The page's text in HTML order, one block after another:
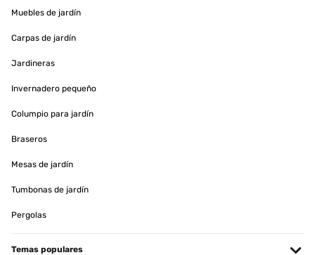
Muebles de jardín
Carpas de jardín
Jardineras
Invernadero pequeño
Columpio para jardín
Braseros
Mesas de jardín
Tumbonas de jardín
Pergolas
Temas populares